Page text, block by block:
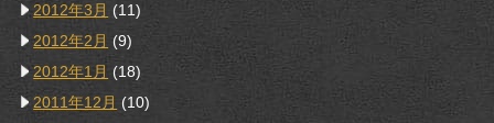
2012年3月 (11)
2012年2月 (9)
2012年1月 (18)
2011年12月 (10)